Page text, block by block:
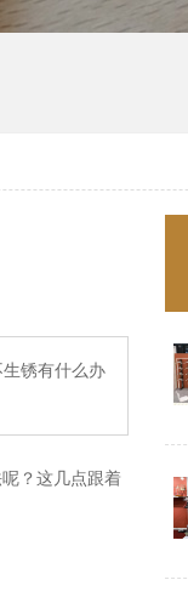
锈有什么办
？这几点跟着